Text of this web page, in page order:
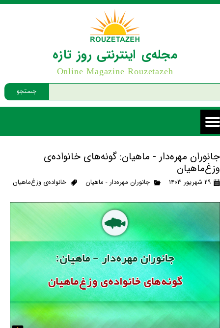
جستجو
مجله‌ی اینترنتی روز تازه
Online Magazine Rouzetazeh
جانوران مهره‌دار - ماهیان: گونه‌های خانواده‌ی
وزغ‌ماهیان
۲۹ شهریور ۱۴۰۳ جانوران مهره‌دار - ماهیان خانواده‌ی وزغ‌ماهیان